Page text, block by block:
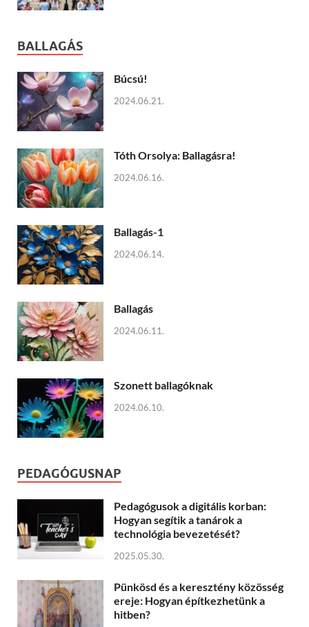
BALLAGÁS
Búcsú!
2024.06.21.
Tóth Orsolya: Ballagásra!
2024.06.16.
Ballagás-1
2024.06.14.
Ballagás
2024.06.11.
Szonett ballagóknak
2024.06.10.
PEDAGÓGUSNAP
Pedagógusok a digitális korban:
Hogyan segítik a tanárok a
technológia bevezetését?
2025.05.30.
Pünkösd és a keresztény közösség
ereje: Hogyan építkezhetünk a
hitben?